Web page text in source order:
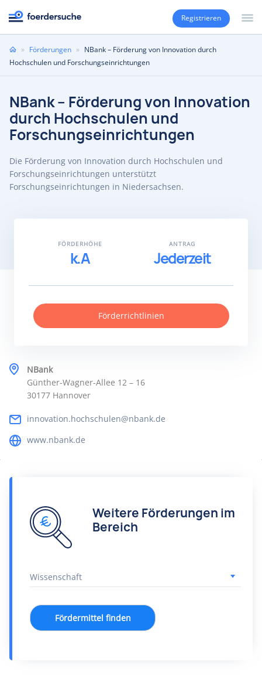
Registrieren
Sie
sind
» Förderungen » NBank – Förderung von Innovation durch
Hochschulen und Forschungseinrichtungen
NBank – Förderung von Innovation
durch Hochschulen und
Forschungseinrichtungen
Die Förderung von Innovation durch Hochschulen und
Forschungseinrichtungen unterstützt
Forschungseinrichtungen in Niedersachsen.
NBank
Günther-Wagner-Allee 12 – 16
30177 Hannover
innovation.hochschulen@nbank.de
www.nbank.de
FÖRDERHÖHE
k.A
ANTRAG
Jederzeit
Förderrichtlinien
Weitere Förderungen im
Bereich
Fördermittel finden